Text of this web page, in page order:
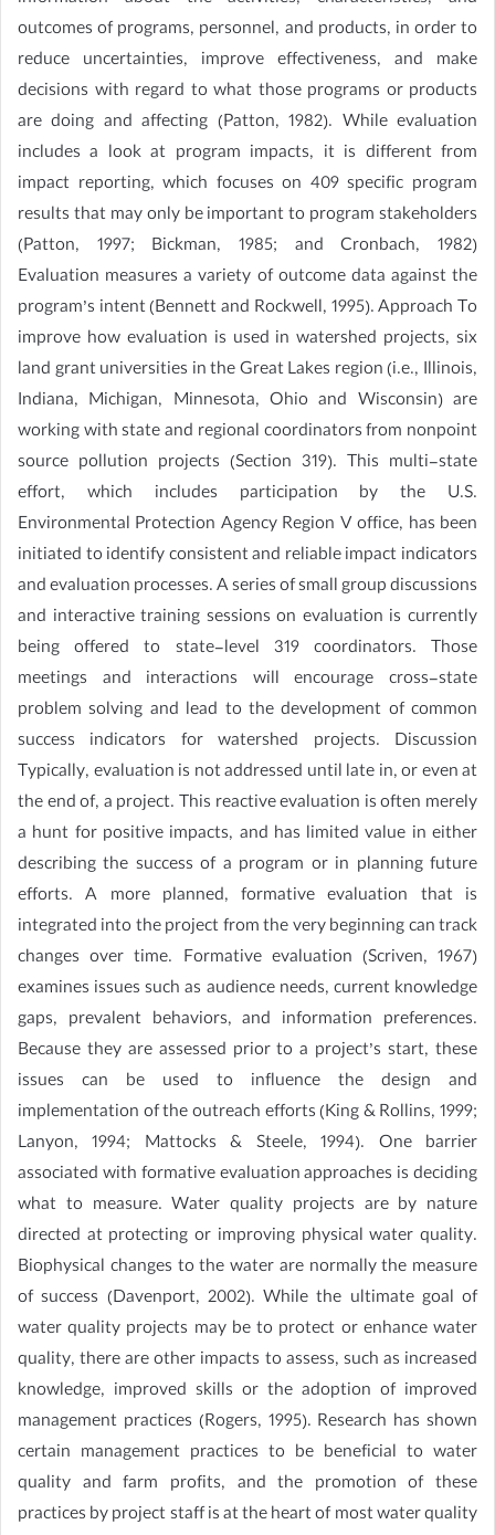
outcomes of programs, personnel, and products, in order to
reduce uncertainties, improve effectiveness, and make
decisions with regard to what those programs or products
are doing and affecting (Patton, 1982). While evaluation
includes a look at program impacts, it is different from
impact reporting, which focuses on 409 specific program
results that may only be important to program stakeholders
(Patton, 1997; Bickman, 1985; and Cronbach, 1982)
Evaluation measures a variety of outcome data against the
program’s intent (Bennett and Rockwell, 1995). Approach To
improve how evaluation is used in watershed projects, six
land grant universities in the Great Lakes region (i.e., Illinois,
Indiana, Michigan, Minnesota, Ohio and Wisconsin) are
working with state and regional coordinators from nonpoint
source pollution projects (Section 319). This multi-state
effort, which includes participation by the U.S.
Environmental Protection Agency Region V office, has been
initiated to identify consistent and reliable impact indicators
and evaluation processes. A series of small group discussions
and interactive training sessions on evaluation is currently
being offered to state-level 319 coordinators. Those
meetings and interactions will encourage cross-state
problem solving and lead to the development of common
success indicators for watershed projects. Discussion
Typically, evaluation is not addressed until late in, or even at
the end of, a project. This reactive evaluation is often merely
a hunt for positive impacts, and has limited value in either
describing the success of a program or in planning future
efforts. A more planned, formative evaluation that is
integrated into the project from the very beginning can track
changes over time. Formative evaluation (Scriven, 1967)
examines issues such as audience needs, current knowledge
gaps, prevalent behaviors, and information preferences.
Because they are assessed prior to a project’s start, these
issues can be used to influence the design and
implementation of the outreach efforts (King & Rollins, 1999;
Lanyon, 1994; Mattocks & Steele, 1994). One barrier
associated with formative evaluation approaches is deciding
what to measure. Water quality projects are by nature
directed at protecting or improving physical water quality.
Biophysical changes to the water are normally the measure
of success (Davenport, 2002). While the ultimate goal of
water quality projects may be to protect or enhance water
quality, there are other impacts to assess, such as increased
knowledge, improved skills or the adoption of improved
management practices (Rogers, 1995). Research has shown
certain management practices to be beneficial to water
quality and farm profits, and the promotion of these
practices by project staff is at the heart of most water quality